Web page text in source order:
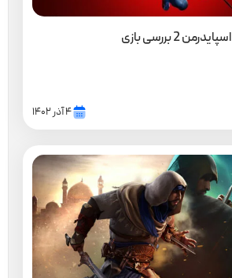
اسپایدرمن 2 بررسی بازی
۴ آذر ۱۴۰۲